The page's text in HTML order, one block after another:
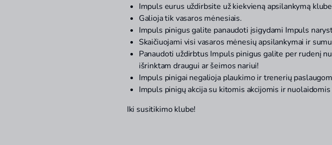
Impuls eurus uždirbsite už kiekvieną apsilankymą
Galioja tik vasaros mėnesiais.
Impuls pinigus galite panaudoti įsigydami Impuls
Skaičiuojami visi vasaros mėnesių apsilankymai ir
Panaudoti uždirbtus Impuls pinigus galite per rudenį
išrinktam draugui ar šeimos nariui!
Impuls pinigai negalioja plaukimo ir trenerių
Impuls pinigų akcija su kitomis akcijomis ir
Iki susitikimo klube!